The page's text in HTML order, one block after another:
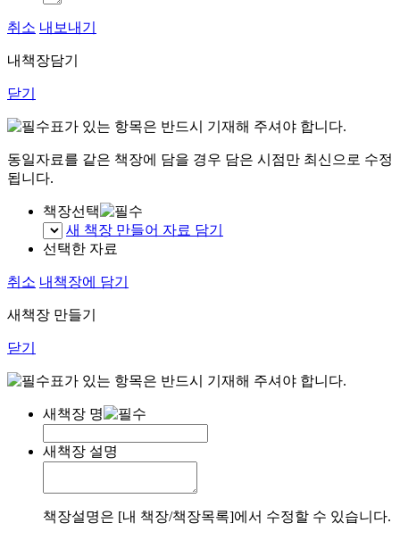
취소 내보내기
내책장담기
닫기
표가 있는 항목은 반드시 기재해 주셔야 합니다.
동일자료를 같은 책장에 담을 경우 담은 시점만 최신으로 수정
됩니다.
책장선택
새 책장 만들어 자료 담기
선택한 자료
취소 내책장에 담기
새책장 만들기
닫기
표가 있는 항목은 반드시 기재해 주셔야 합니다.
새책장 명
새책장 설명
책장설명은 [내 책장/책장목록]에서 수정할 수 있습니다.